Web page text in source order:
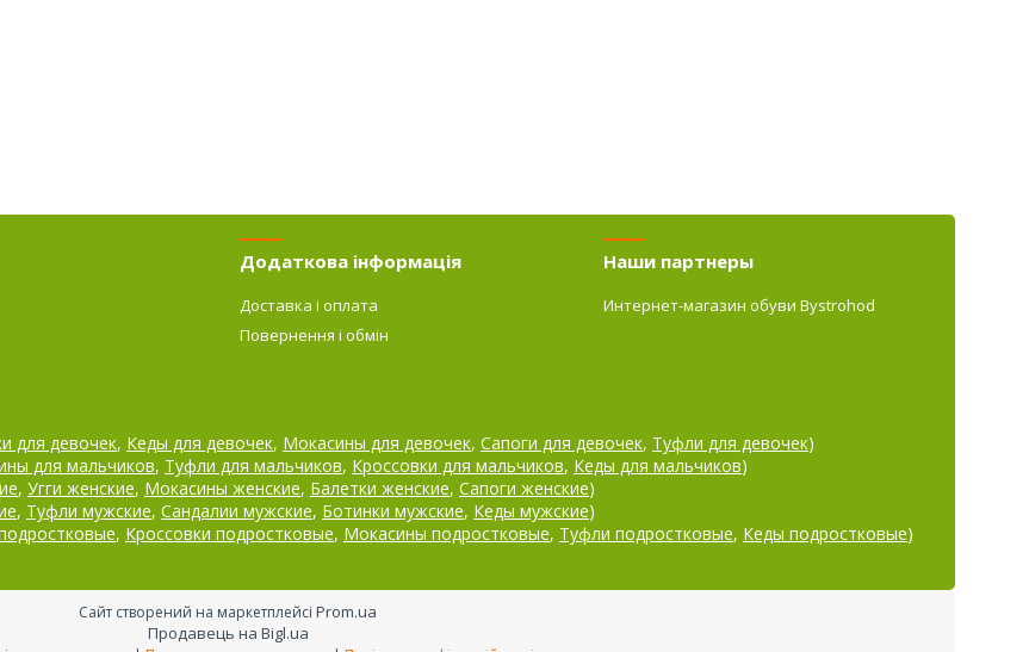
Додаткова інформація
Доставка і оплата
Повернення і обмін
Наши партнеры
Интернет-магазин обуви Bystrohod
для девочек, Кеды для девочек, Мокасины для девочек, Сапоги для девочек, Туфли для девочек)
для мальчиков, Туфли для мальчиков, Кроссовки для мальчиков, Кеды для мальчиков)
, Угги женские, Мокасины женские, Балетки женские, Сапоги женские)
, Туфли мужские, Сандалии мужские, Ботинки мужские, Кеды мужские)
, Кроссовки подростковые, Мокасины подростковые, Туфли подростковые, Кеды подростковые)
Сайт створений на маркетплейсі Prom.ua
Продавець на Bigl.ua